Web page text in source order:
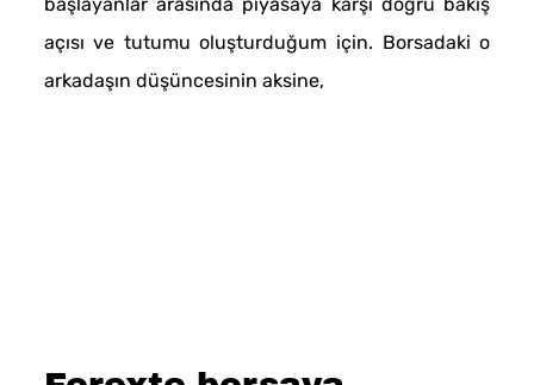
başlayanlar arasında piyasaya karşı doğru bakış
açısı ve tutumu oluşturduğum için. Borsadaki o
arkadaşın düşüncesinin aksine,